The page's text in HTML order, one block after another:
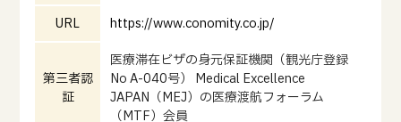
URL
https://www.conomity.co.jp/
第三者認
証
医療滞在ビザの身元保証機関（観光庁登録
No A-040号） Medical Excellence
JAPAN（MEJ）の医療渡航フォーラム
（MTF）会員